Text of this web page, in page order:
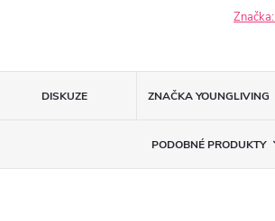
Značka:
DISKUZE ZNAČKAYOUNGLIVING
PODOBNÉ PRODUKTY